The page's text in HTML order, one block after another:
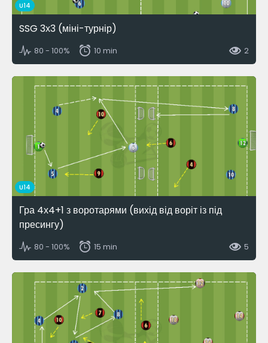
U14
SSG 3х3 (міні-турнір)
80 - 100% 10 min 2
U14
Гра 4х4+1 з воротарями (вихід від воріт із під
пресингу)
80 - 100% 15 min 5